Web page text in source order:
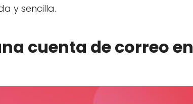
y sencilla.
cuenta de correo en